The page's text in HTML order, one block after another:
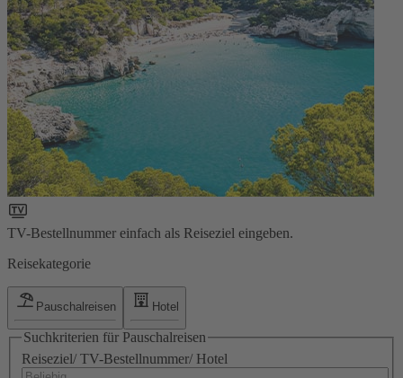
TV-Bestellnummer einfach als Reiseziel eingeben.
Reisekategorie
Pauschalreisen Hotel
Suchkriterien für Pauschalreisen
Reiseziel/ TV-Bestellnummer/ Hotel